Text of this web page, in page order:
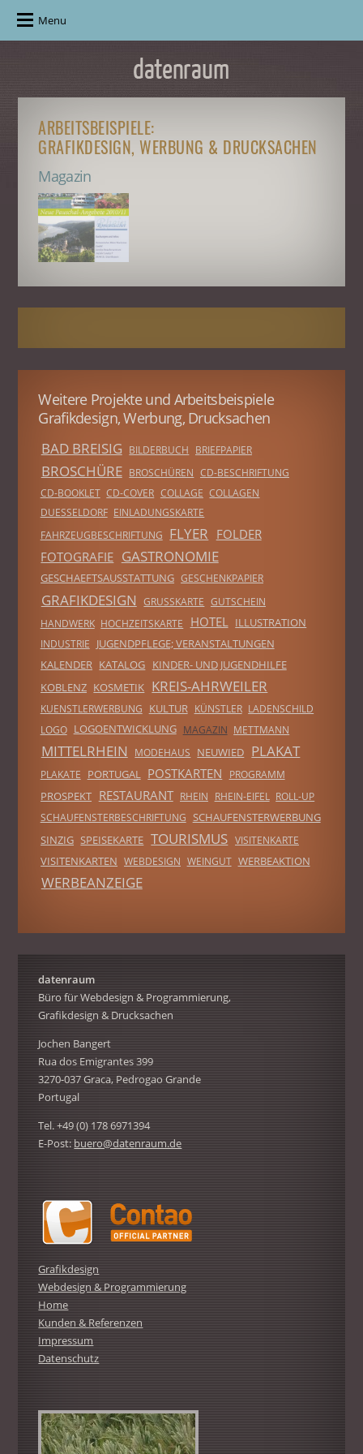
Menu
ARBEITSBEISPIELE:
GRAFIKDESIGN, WERBUNG & DRUCKSACHEN
Magazin
Weitere Projekte und Arbeitsbeispiele
Grafikdesign, Werbung, Drucksachen
BAD BREISIG BILDERBUCH BRIEFPAPIER
BROSCHÜRE BROSCHÜREN CD-BESCHRIFTUNG
CD-BOOKLET CD-COVER COLLAGE COLLAGEN
DUESSELDORF EINLADUNGSKARTE
FAHRZEUGBESCHRIFTUNG
FLYER FOLDER
FOTOGRAFIE GASTRONOMIE
GESCHAEFTSAUSSTATTUNG GESCHENKPAPIER
GRAFIKDESIGN GRUSSKARTE
GUTSCHEIN
HANDWERK HOCHZEITSKARTE HOTEL ILLUSTRATION
INDUSTRIE
JUGENDPFLEGE; VERANSTALTUNGEN
KALENDER KATALOG KINDER- UND JUGENDHILFE
KOBLENZ KOSMETIK KREIS-AHRWEILER
KUENSTLERWERBUNG KULTUR KÜNSTLER LADENSCHILD
LOGO
LOGOENTWICKLUNG MAGAZIN METTMANN
MITTELRHEIN MODEHAUS NEUWIED PLAKAT
PLAKATE PORTUGAL POSTKARTEN PROGRAMM
PROSPEKT RESTAURANT RHEIN RHEIN-EIFEL ROLL-UP
SCHAUFENSTERBESCHRIFTUNG SCHAUFENSTERWERBUNG
SINZIG SPEISEKARTE TOURISMUS VISITENKARTE
VISITENKARTEN WEBDESIGN WEINGUT WERBEAKTION
WERBEANZEIGE
datenraum
Büro für Webdesign & Programmierung,
Grafikdesign & Drucksachen
Jochen Bangert
Rua dos Emigrantes 399
3270-037 Graca, Pedrogao Grande
Portugal
Tel. +49 (0) 178 6971394
E-Post:buero@datenraum.de
Grafikdesign
Webdesign & Programmierung
Home
Kunden & Referenzen
Impressum
Datenschutz